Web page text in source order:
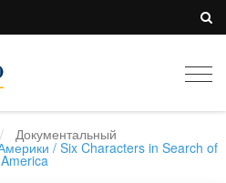
Документальный
/ Six Characters in Search of
America